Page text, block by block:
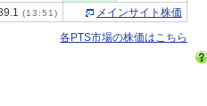
(13:51)
メインサイト株価
各PTS市場の株価はこちら